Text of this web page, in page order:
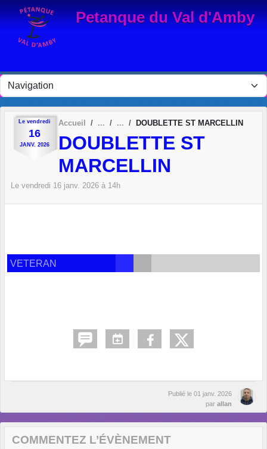
Petanque du Val d'Amby
Le vendredi
16
JANV. 2026
Accueil DOUBLETTE ST MARCELLIN
DOUBLETTE ST
MARCELLIN
Le vendredi 16 janv. 2026 à 14h
VETERAN
Publié le 01 janv. 2026
par allan
COMMENTEZ L’ÉVÈNEMENT
Panneau de gestion des cookies